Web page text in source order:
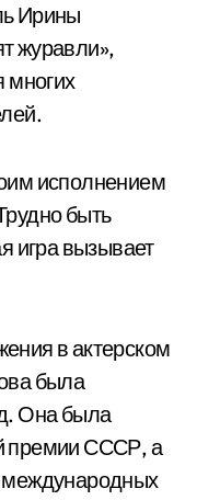
Ирины
журавли»,
многих
исполнением
быть
игра вызывает
в актерском
была
Она была
премии СССР, а
международных